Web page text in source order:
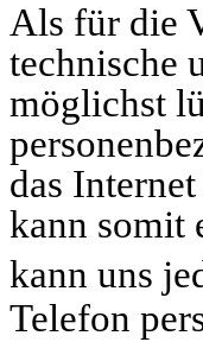
Als für die
technische
möglichst
das
kann somit
kann uns
Telefon